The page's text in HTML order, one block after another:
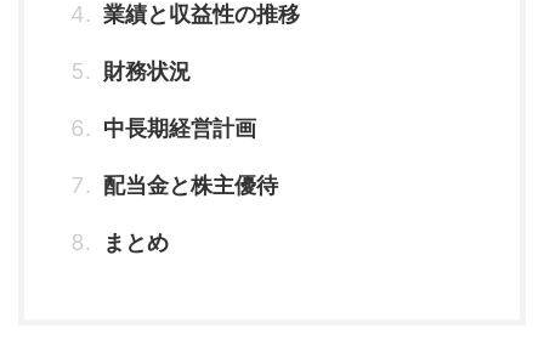
業績と収益性の推移
財務状況
中長期経営計画
配当金と株主優待
まとめ